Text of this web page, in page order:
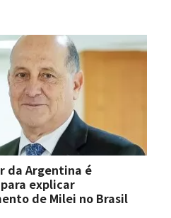
da Argentina é
explicar
de Milei no Brasil